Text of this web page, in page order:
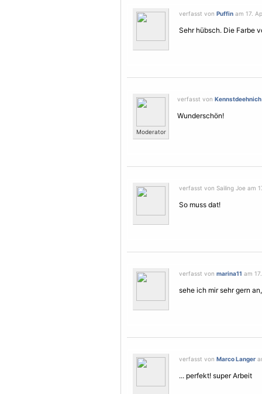
verfasst von Puffin am 17.
Sehr hübsch. Die Farbe
Moderator
verfasst von Kennstdeehnich
Wunderschön!
verfasst von Sailing Joe am
So muss dat!
verfasst von marina11 am
sehe ich mir sehr gern
verfasst von Marco Langer
... perfekt! super Arbeit